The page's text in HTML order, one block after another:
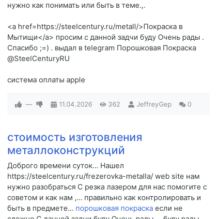
нужно как понимать или быть в теме.,.
<a href=https://steelcentury.ru/metall/>Покраска в
Мытищи</a> просим c данной задчи буду Очень рады .
Спасибо ;=) . выдал в telegram Порошковая Покраска
@SteelCenturyRU
система оплаты apple
— 11.04.2026 362 JeffreyGep 0
стоимость изготовления
металлоконструкций
Доброго времени суток… Нашел
https://steelcentury.ru/frezerovka-metalla/ web site нам
нужно разобраться C резка лазером для нас помогите c
советом и как нам ,… правильно как контролировать и
быть в предмете… порошковая покраска если не